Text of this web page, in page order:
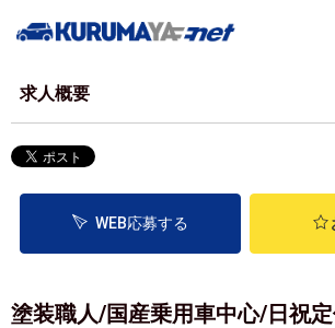
求人概要
WEB応募する
塗装職人/国産乗用車中心/日祝